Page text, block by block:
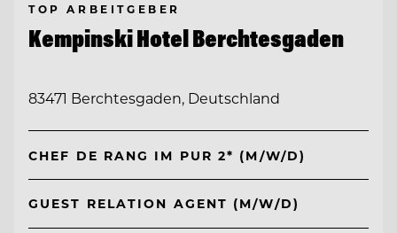
TOP ARBEITGEBER
Kempinski Hotel Berchtesgaden
83471 Berchtesgaden, Deutschland
CHEF DE RANG IM PUR 2* (M/W/D)
GUEST RELATION AGENT (M/W/D)